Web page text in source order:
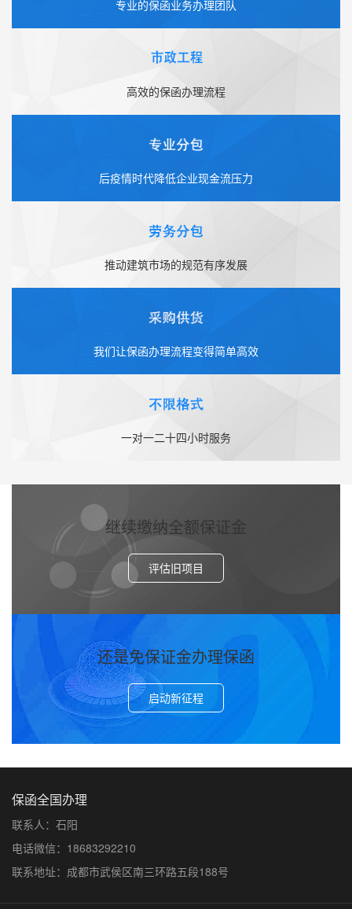
专业的保函业务办理团队
高效的保函办理流程
后疫情时代降低企业现金流压力
推动建筑市场的规范有序发展
我们让保函办理流程变得简单高效
一对一二十四小时服务
继续缴纳全额保证金
评估旧项目
还是免保证金办理保函
启动新征程
保函全国办理
联系人：石阳
电话微信：18683292210
联系地址：成都市武侯区南三环路五段188号